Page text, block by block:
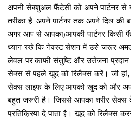
अपनी सेक्शुअल फैंटेसी को अपने पार्टनर से
तरीका है, अपने पार्टनर तक अपने दिल की
अगर आप से आपका/आपकी पार्टनर किसी
ध्यान रखें कि नेक्स्ट सेशन में उसे जरूर
लेवल पर काफी संतुष्टि और उत्तेजना प्रदान
सेक्स से पहले खुद को रिलैक्स करें। जी हां,
सेक्स लाइफ के लिए आपको खुद को और अपने
बहुत जरूरी है। जिससे आपका शरीर सेक्स
प्रतिक्रिया दे पाता है। खुद को रिलैक्स